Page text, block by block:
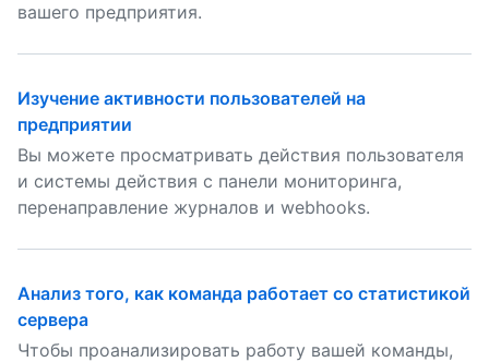
вашего предприятия.
Изучение активности пользователей на
предприятии
Вы можете просматривать действия пользователя
и системы действия с панели мониторинга,
перенаправление журналов и webhooks.
Анализ того, как команда работает со статистикой
сервера
Чтобы проанализировать работу вашей команды,